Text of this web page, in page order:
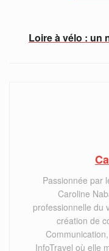
Loire à vélo : un
Passionnée par
Caroline
professionnelle du
création de
InfoTravel où elle